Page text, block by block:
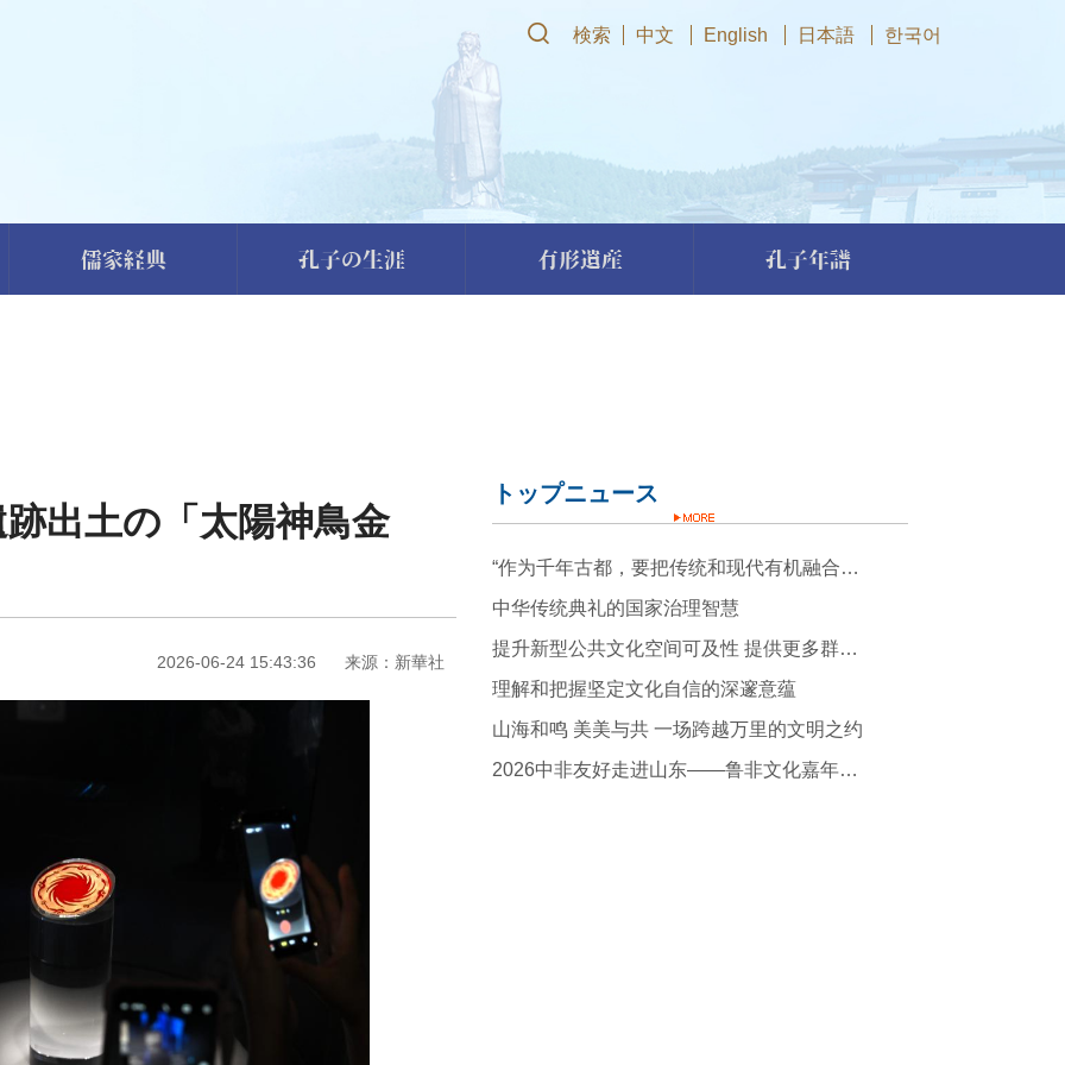
検索 中文 English 日本語 한국어
儒家経典 孔子の生涯 有形遺産 孔子年譜
出土の「太陽神鳥金
2026-06-24 15:43:36 来源：新華社
トップニュース
“作为千年古都，要把传统和现代有机融合在一起”
中华传统典礼的国家治理智慧
提升新型公共文化空间可及性 提供更多群众身边的文化服务
理解和把握坚定文化自信的深邃意蕴
山海和鸣 美美与共 一场跨越万里的文明之约
2026中非友好走进山东——鲁非文化嘉年华活动开幕